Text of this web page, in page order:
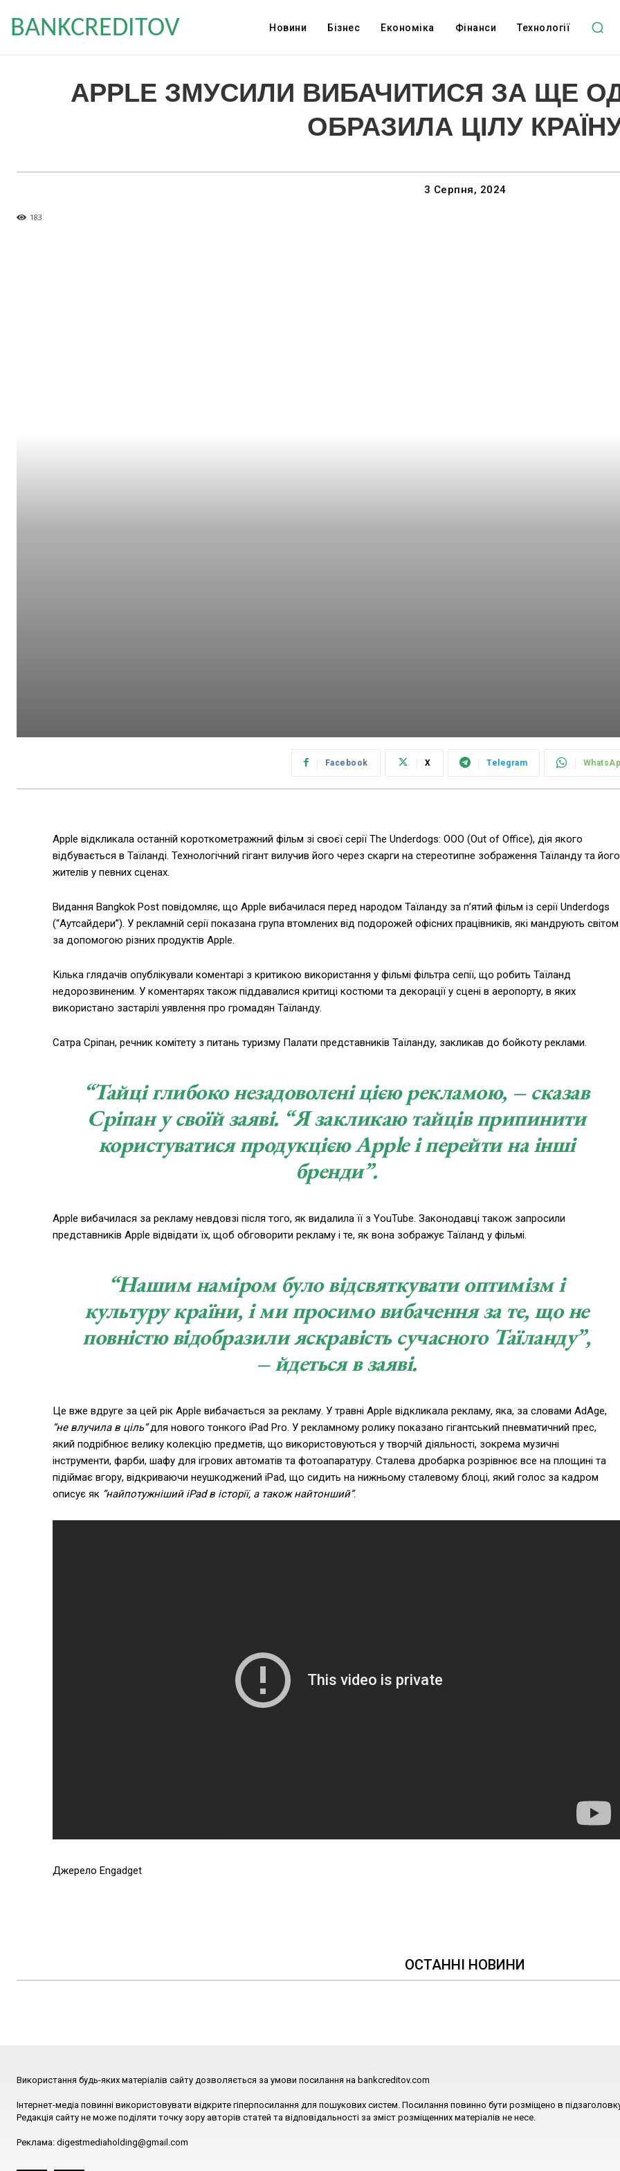
BANKCREDITOV Новини Бізнес Економіка Фінанси Технології
APPLE ЗМУСИЛИ ВИБАЧИТИСЯ ЗА ЩЕ
ОБРАЗИЛА ЦІЛУ
3 Серпня, 2024
183
Facebook X Telegram
Apple відкликала останній короткометражний фільм зі своєї серії The Underdogs: OOO (Out of Office), дія якого
відбувається в Таїланді. Технологічний гігант вилучив його через скарги на стереотипне зображення Таїланду та його
жителів у певних сценах.
Видання Bangkok Post повідомляє, що Apple вибачилася перед народом Таїланду за п’ятий фільм із серії Underdogs
(“Аутсайдери”). У рекламній серії показана група втомлених від подорожей офісних працівників, які мандрують світом
за допомогою різних продуктів Apple.
Кілька глядачів опублікували коментарі з критикою використання у фільмі фільтра сепії, що робить Таїланд
недорозвиненим. У коментарях також піддавалися критиці костюми та декорації у сцені в аеропорту, в яких
використано застарілі уявлення про громадян Таїланду.
Сатра Сріпан, речник комітету з питань туризму Палати представників Таїланду, закликав до бойкоту реклами.
“Тайці глибоко незадоволені цією рекламою, – сказав
Сріпан у своїй заяві. “Я закликаю тайців припинити
користуватися продукцією Apple і перейти на інші
бренди”.
Apple вибачилася за рекламу невдовзі після того, як видалила її з YouTube. Законодавці також запросили
представників Apple відвідати їх, щоб обговорити рекламу і те, як вона зображує Таїланд у фільмі.
“Нашим наміром було відсвяткувати оптимізм і
культуру країни, і ми просимо вибачення за те, що не
повністю відобразили яскравість сучасного Таїланду”,
– йдеться в заяві.
Це вже вдруге за цей рік Apple вибачається за рекламу. У травні Apple відкликала рекламу, яка, за словами AdAge,
“не влучила в ціль”для нового тонкого iPad Pro. У рекламному ролику показано гігантський пневматичний прес,
який подрібнює велику колекцію предметів, що використовуються у творчій діяльності, зокрема музичні
інструменти, фарби, шафу для ігрових автоматів та фотоапаратуру. Сталева дробарка розрівнює все на площині та
підіймає вгору, відкриваючи неушкоджений iPad, що сидить на нижньому сталевому блоці, який голос за кадром
описує як “найпотужніший iPad в історії, а також найтонший”.
Джерело Engadget
ОСТАННІ НОВИНИ
Використання будь-яких матеріалів сайту дозволяється за умови посилання на bankcreditov.com
Інтернет-медіа повинні використовувати відкрите гіперпосилання для пошукових систем. Посилання повинно бути розміщено в
Редакція сайту не може поділяти точку зору авторів статей та відповідальності за зміст розміщенних матеріалів не несе.
Реклама: digestmediaholding@gmail.com